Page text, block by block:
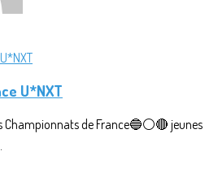
U*NXT
Championnats de France🔵⚪🔴 jeunes